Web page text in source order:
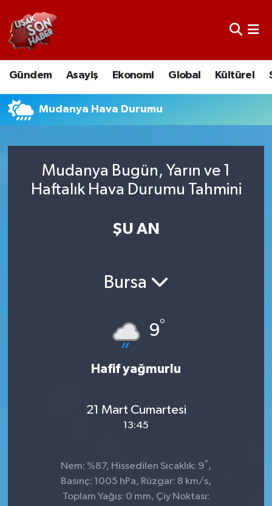
Gündem Asayiş Ekonomi Global Kültürel
Mudanya Hava Durumu
Mudanya Bugün, Yarın ve 1
Haftalık Hava Durumu Tahmini
ŞU AN
Bursa
9°
Hafif yağmurlu
21 Mart Cumartesi
13:45
Nem: %87, Hissedilen Sıcaklık: 9° ,
Basınç: 1005 hPa, Rüzgar: 8 km/s,
Toplam Yağış: 0 mm, Çiy Noktası:
Uşak Nöbetçi Eczaneler
Uşak Hava Durumu
Uşak Namaz Vakitleri
Süper Lig Puan Durumu ve Fikstür
Son Dakika Haberleri